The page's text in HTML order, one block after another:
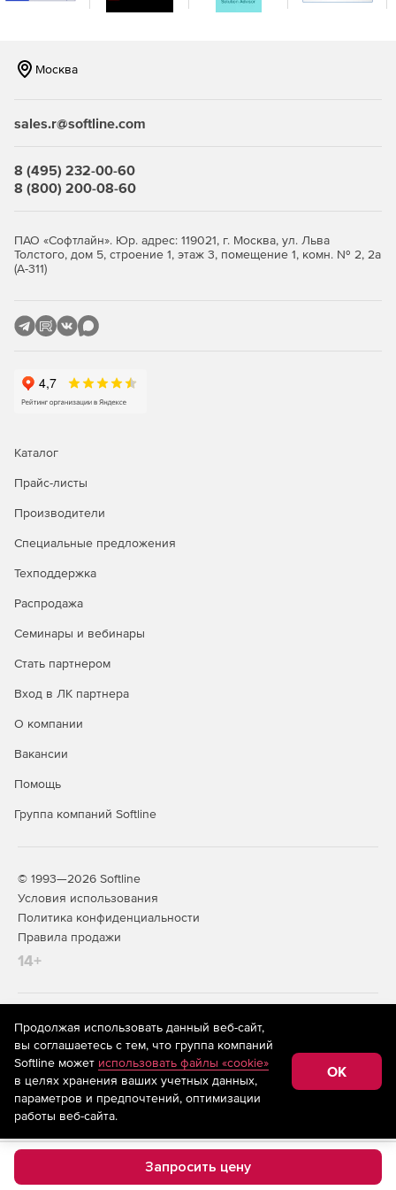
Запросить цену
Москва
sales.r@softline.com
8 (495) 232-00-60
8 (800) 200-08-60
ПАО «Софтлайн». Юр. адрес: 119021, г. Москва, ул. Льва
Толстого, дом 5, строение 1, этаж 3, помещение 1, комн. № 2, 2а
(А-311)
Каталог
Прайс-листы
Производители
Специальные предложения
Техподдержка
Распродажа
Семинары и вебинары
Стать партнером
Вход в ЛК партнера
О компании
Вакансии
Помощь
Группа компаний Softline
© 1993—2026 Softline
Условия использования
Политика конфиденциальности
Правила продажи
14+
На информационном ресурсе store.softline.ru применяются
рекомендательные технологии
(информационные технологии
предоставления информации на основе сбора,
систематизации и анализа сведений, относящихся к
предпочтениям пользователей сети «Интернет»,
находящихся на территории Российской Федерации)
Продолжая использовать данный веб-сайт,
вы соглашаетесь с тем, что группа компаний
Softline может использовать файлы «cookie»
в целях хранения ваших учетных данных,
параметров и предпочтений, оптимизации
работы веб-сайта.
OK